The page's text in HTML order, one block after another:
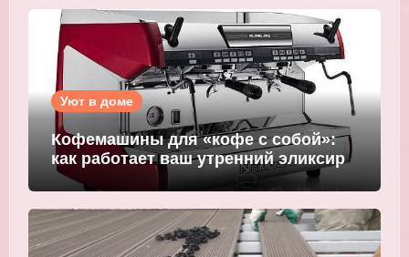
Уют в доме
Кофемашины для «кофе с собой»:
как работает ваш утренний эликсир